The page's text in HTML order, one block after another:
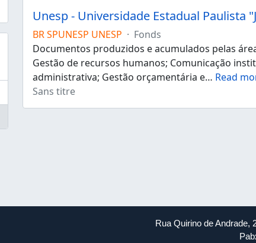
Unesp - Universidade Estadual Paulista
BR SPUNESP UNESP · Fonds
Documentos produzidos e acumulados pelas
Gestão de recursos humanos; Comunicação
administrativa; Gestão orçamentária e… Read
Sans titre
Rua Quirino de Andrade,